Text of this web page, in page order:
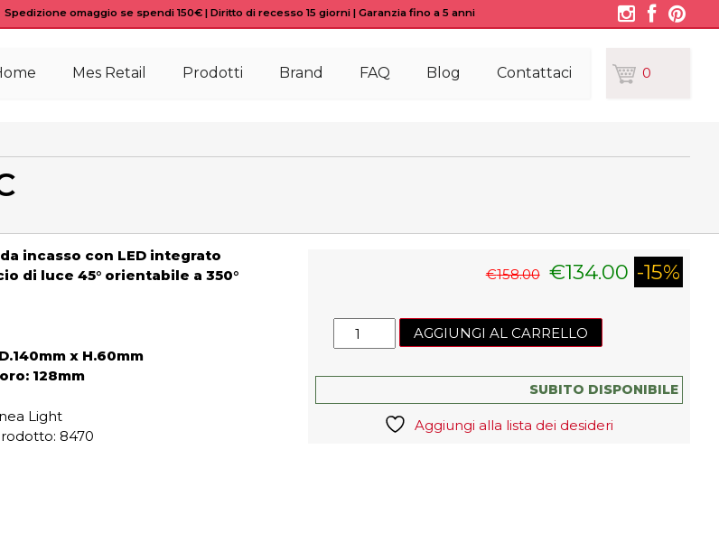
Spedizione omaggio se spendi 150€ | Diritto di recesso 15 giorni | Garanzia fino a 5 anni
Mes Retail Prodotti Brand FAQ Blog Contattaci 0
€158.00 €134.00 -15%
Faretto
da
quantità
AGGIUNGI AL CARRELLO
SUBITO DISPONIBILE
Aggiungi alla lista dei desideri
incasso con LED integrato
di luce 45° orientabile a 350°
x H.60mm
128mm
Light
8470